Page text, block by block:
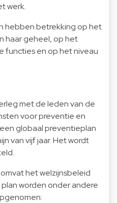
werk.
hebben betrekking op het
haar geheel, op het
functies en op het niveau
met de leden van de
voor preventie en
globaal preventieplan
van vijf jaar. Het wordt
het welzijnsbeleid
worden onder andere